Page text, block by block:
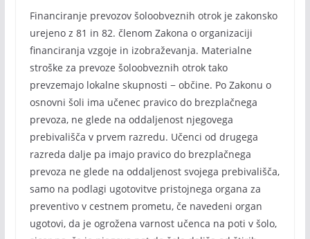
Financiranje prevozov šoloobveznih otrok je zakonsko
urejeno z 81 in 82. členom Zakona o organizaciji
financiranja vzgoje in izobraževanja. Materialne
stroške za prevoze šoloobveznih otrok tako
prevzemajo lokalne skupnosti − občine. Po Zakonu o
osnovni šoli ima učenec pravico do brezplačnega
prevoza, ne glede na oddaljenost njegovega
prebivališča v prvem razredu. Učenci od drugega
razreda dalje pa imajo pravico do brezplačnega
prevoza ne glede na oddaljenost svojega prebivališča,
samo na podlagi ugotovitve pristojnega organa za
preventivo v cestnem prometu, če navedeni organ
ugotovi, da je ogrožena varnost učenca na poti v šolo,